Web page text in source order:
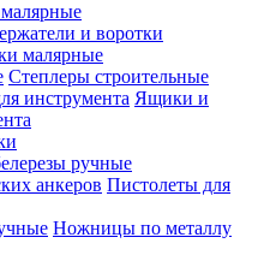
и воротки
малярные
Степлеры строительные
Ящики и
ручные
Пистолеты для
Ножницы по металлу